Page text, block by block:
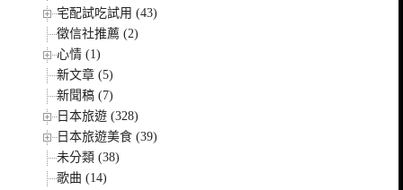
宅配試吃試用 (43)
徵信社推薦 (2)
心情 (1)
新文章 (5)
新聞稿 (7)
日本旅遊 (328)
日本旅遊美食 (39)
未分類 (38)
歌曲 (14)